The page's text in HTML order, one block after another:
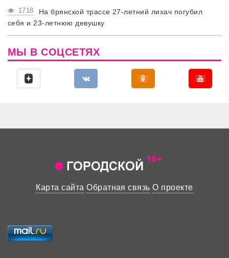
1718
На брянской трассе 27-летний лихач погубил
себя и 23-летнюю девушку
МЫ В СОЦСЕТЯХ
Карта сайта Обратная связь О проекте